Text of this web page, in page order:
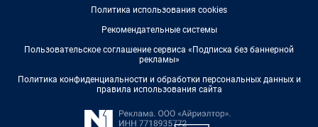
Политика использования cookies
Рекомендательные системы
Пользовательское соглашение сервиса «Подписка без баннерной
рекламы»
Политика конфиденциальности и обработки персональных данных и
правила использования сайта